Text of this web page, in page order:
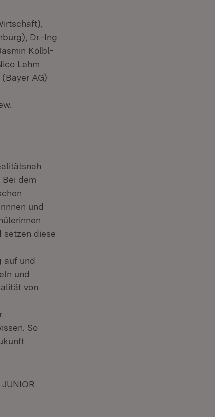
Dr.-Ing
Kölbl-
Lehm
AG)
Bei dem
und
setzen diese
auf und
und
von
So